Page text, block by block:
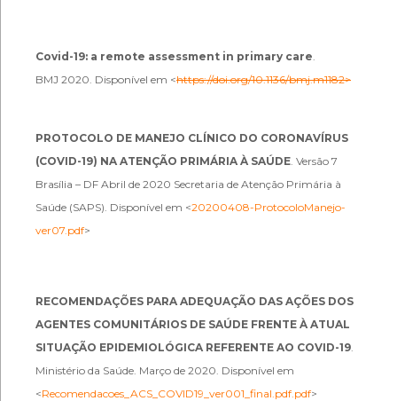
Covid-19: a remote assessment in primary care.
BMJ 2020. Disponível em <https://doi.org/10.1136/bmj.m1182>
PROTOCOLO DE MANEJO CLÍNICO DO CORONAVÍRUS
(COVID-19) NA ATENÇÃO PRIMÁRIA À SAÚDE. Versão 7
Brasília – DF Abril de 2020 Secretaria de Atenção Primária à
Saúde (SAPS). Disponível em <20200408-ProtocoloManejo-
ver07.pdf>
RECOMENDAÇÕES PARA ADEQUAÇÃO DAS AÇÕES DOS
AGENTES COMUNITÁRIOS DE SAÚDE FRENTE À ATUAL
SITUAÇÃO EPIDEMIOLÓGICA REFERENTE AO COVID-19.
Ministério da Saúde. Março de 2020. Disponível em
<Recomendacoes_ACS_COVID19_ver001_final.pdf.pdf>